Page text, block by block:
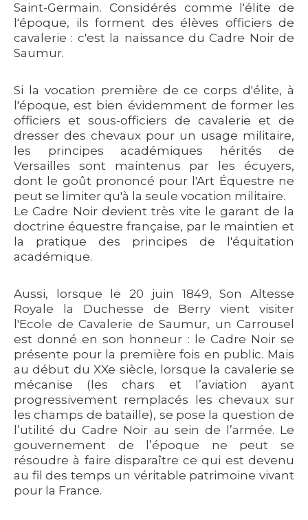
Saint-Germain. Considérés comme l'élite de
l'époque, ils forment des élèves officiers de
cavalerie : c'est la naissance du Cadre Noir de
Saumur.
Si la vocation première de ce corps d'élite, à
l'époque, est bien évidemment de former les
officiers et sous-officiers de cavalerie et de
dresser des chevaux pour un usage militaire,
les principes académiques hérités de
Versailles sont maintenus par les écuyers,
dont le goût prononcé pour l'Art Équestre ne
peut se limiter qu'à la seule vocation militaire.
Le Cadre Noir devient très vite le garant de la
doctrine équestre française, par le maintien et
la pratique des principes de l'équitation
académique.
Aussi, lorsque le 20 juin 1849, Son Altesse
Royale la Duchesse de Berry vient visiter
l'Ecole de Cavalerie de Saumur, un Carrousel
est donné en son honneur : le Cadre Noir se
présente pour la première fois en public. Mais
au début du XXe siècle, lorsque la cavalerie se
mécanise (les chars et l’aviation ayant
progressivement remplacés les chevaux sur
les champs de bataille), se pose la question de
l’utilité du Cadre Noir au sein de l’armée. Le
gouvernement de l’époque ne peut se
résoudre à faire disparaître ce qui est devenu
au fil des temps un véritable patrimoine vivant
pour la France.